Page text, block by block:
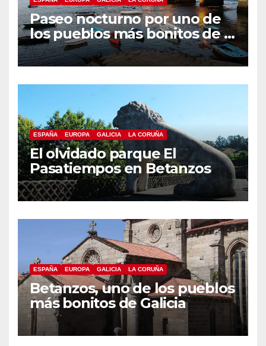
Paseo nocturno por uno de
los pueblos más bonitos de A
Coruña, Puentedeume
ESPAÑA EUROPA GALICIA LA CORUÑA
El olvidado parque El
Pasatiempos en Betanzos
ESPAÑA EUROPA GALICIA LA CORUÑA
Betanzos, uno de los pueblos
más bonitos de Galicia